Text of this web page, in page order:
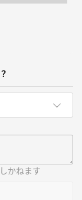
かねます